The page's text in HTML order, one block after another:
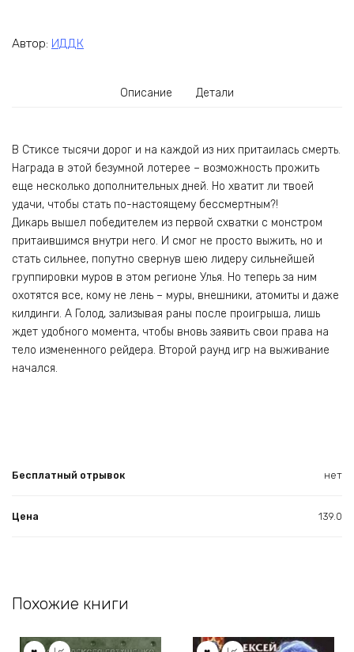
Автор: ИДДК
Описание Детали
В Стиксе тысячи дорог и на каждой из них притаилась смерть.
Награда в этой безумной лотерее – возможность прожить
еще несколько дополнительных дней. Но хватит ли твоей
удачи, чтобы стать по-настоящему бессмертным?!
Дикарь вышел победителем из первой схватки с монстром
притаившимся внутри него. И смог не просто выжить, но и
стать сильнее, попутно свернув шею лидеру сильнейшей
группировки муров в этом регионе Улья. Но теперь за ним
охотятся все, кому не лень – муры, внешники, атомиты и даже
килдинги. А Голод, зализывая раны после проигрыша, лишь
ждет удобного момента, чтобы вновь заявить свои права на
тело измененного рейдера. Второй раунд игр на выживание
начался.
Бесплатный отрывок нет
Цена 139.0
Похожие книги